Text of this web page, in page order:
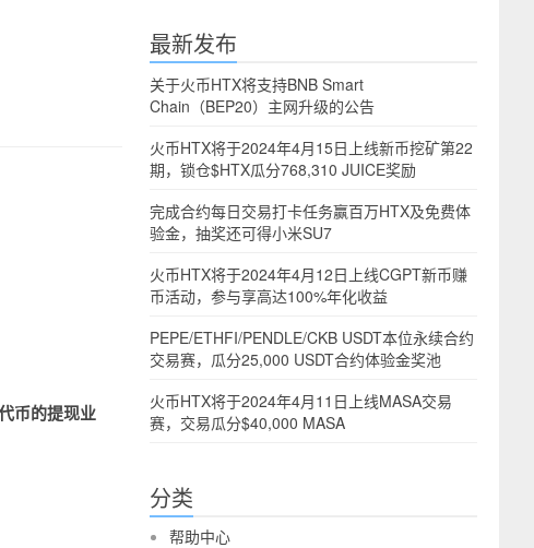
币的提现业
最新发布
关于火币HTX将支持BNB Smart
Chain（BEP20）主网升级的公告
火币HTX将于2024年4月15日上线新币挖矿第22
期，锁仓$HTX瓜分768,310 JUICE奖励
完成合约每日交易打卡任务赢百万HTX及免费体
验金，抽奖还可得小米SU7
火币HTX将于2024年4月12日上线CGPT新币赚
币活动，参与享高达100%年化收益
PEPE/ETHFI/PENDLE/CKB USDT本位永续合约
交易赛，瓜分25,000 USDT合约体验金奖池
火币HTX将于2024年4月11日上线MASA交易
赛，交易瓜分$40,000 MASA
分类
帮助中心